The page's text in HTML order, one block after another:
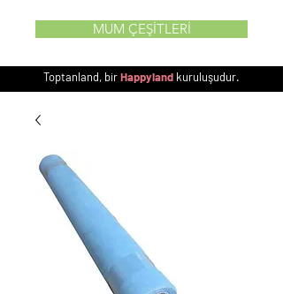
MUM ÇEŞİTLERİ
Toptanland, birHappyland kuruluşudur.